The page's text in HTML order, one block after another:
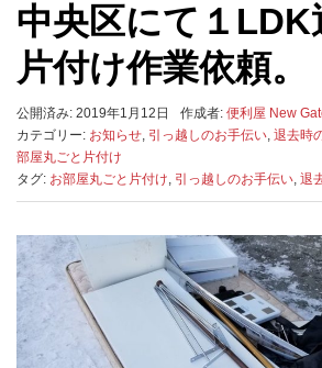
中央区にて１LDK
片付け作業依頼。
公開済み: 2019年1月12日 作成者: 便利屋 New
カテゴリー: お知らせ, 引っ越しのお手伝い, 退去時
部屋丸ごと片付け
タグ: お部屋丸ごと片付け, 引っ越しのお手伝い, 退